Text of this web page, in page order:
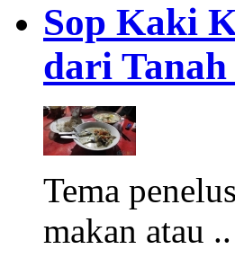
Sop Kaki
dari
Tema
makan atau ..